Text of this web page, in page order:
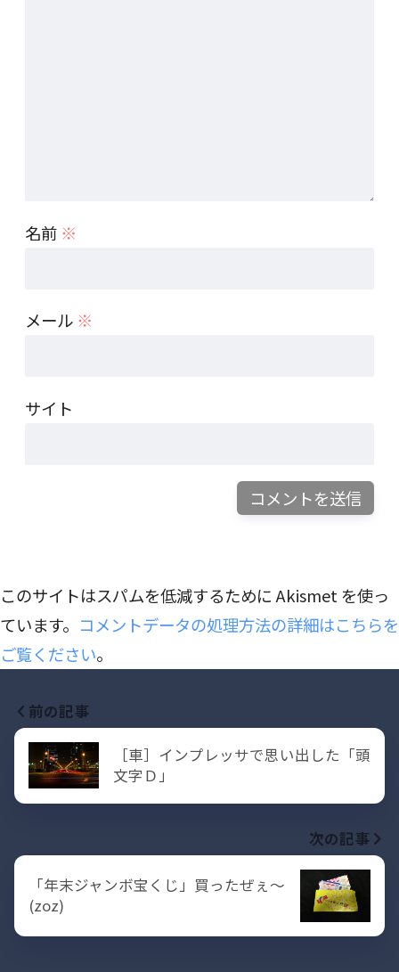
名前 ※
メール ※
サイト
このサイトはスパムを低減するために Akismet を使っ
ています。 コメントデータの処理方法の詳細はこちらを
ご覧ください。
前の記事
［車］インプレッサで思い出した「頭
文字Ｄ」
次の記事
「年末ジャンボ宝くじ」買ったぜぇ〜
(zoz)